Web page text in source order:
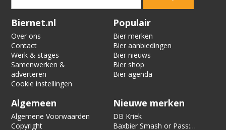
Verification code:
Biernet.nl
Over ons
Contact
Werk & stages
Samenwerken &
adverteren
Cookie instellingen
Populair
Bier merken
Bier aanbiedingen
Bier nieuws
Bier shop
Bier agenda
Algemeen
Algemene Voorwaarden
Copyright
Nieuwe merken
DB Kriek
Baxbier Smash or Pass: